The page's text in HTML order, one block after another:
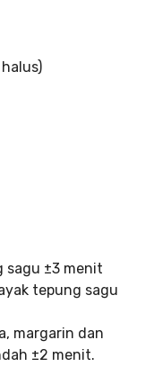
sagu ±3 menit
tepung sagu
margarin dan
±2 menit.